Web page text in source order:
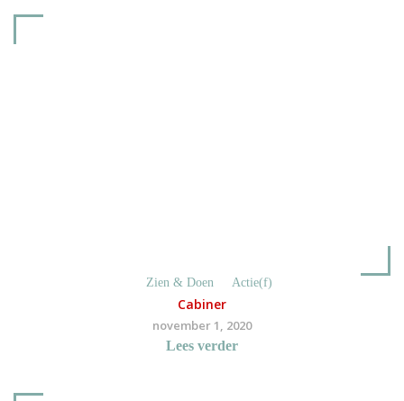
Zien & Doen Actie(f)
Cabiner
november 1, 2020
Lees verder